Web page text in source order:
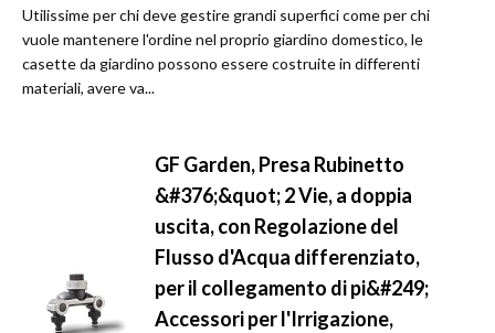
Utilissime per chi deve gestire grandi superfici come per chi
vuole mantenere l'ordine nel proprio giardino domestico, le
casette da giardino possono essere costruite in differenti
materiali, avere va...
GF Garden, Presa Rubinetto
&#376;&quot; 2 Vie, a doppia
uscita, con Regolazione del
Flusso d'Acqua differenziato,
per il collegamento di pi&#249;
Accessori per l'Irrigazione,